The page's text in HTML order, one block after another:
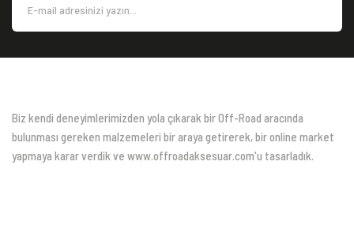
Biz kendi deneyimlerimizden yola çıkarak bir Off-Road aracında
bulunması gereken malzemeleri bir araya getirerek, bir online market
yapmaya karar verdik ve www.offroadaksesuar.com'u tasarladık.